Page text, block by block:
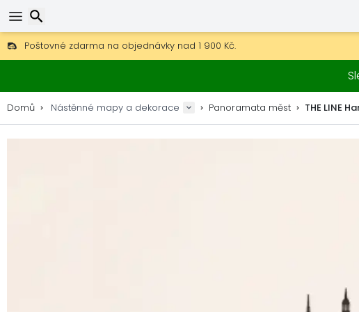
Poštovné zdarma na objednávky nad 1 900 Kč.
30 dní na vrácení, 90 dní na dřevěné mapy a dekorace.
Domů Nástěnné mapy a dekorace Panoramata měst THE LINE